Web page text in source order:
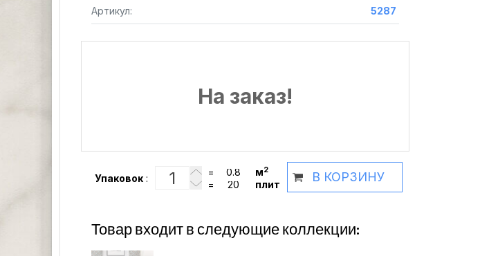
Артикул: 5287
На заказ!
Упаковок :
= м2
= плит
В КОРЗИНУ
Товар входит в следующие коллекции: